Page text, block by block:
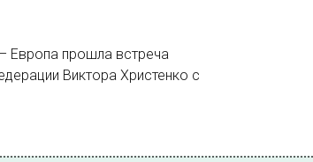
Европа прошла встреча
Виктора Христенко с